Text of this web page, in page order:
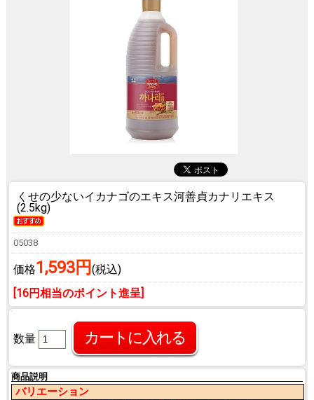
くせの少ないイカナゴのエキス河善貞カナリエキス
(2.5kg)
05038
価格1,593円 (税込)
[16円相当のポイント進呈]
数量
商品説明
バリエーション